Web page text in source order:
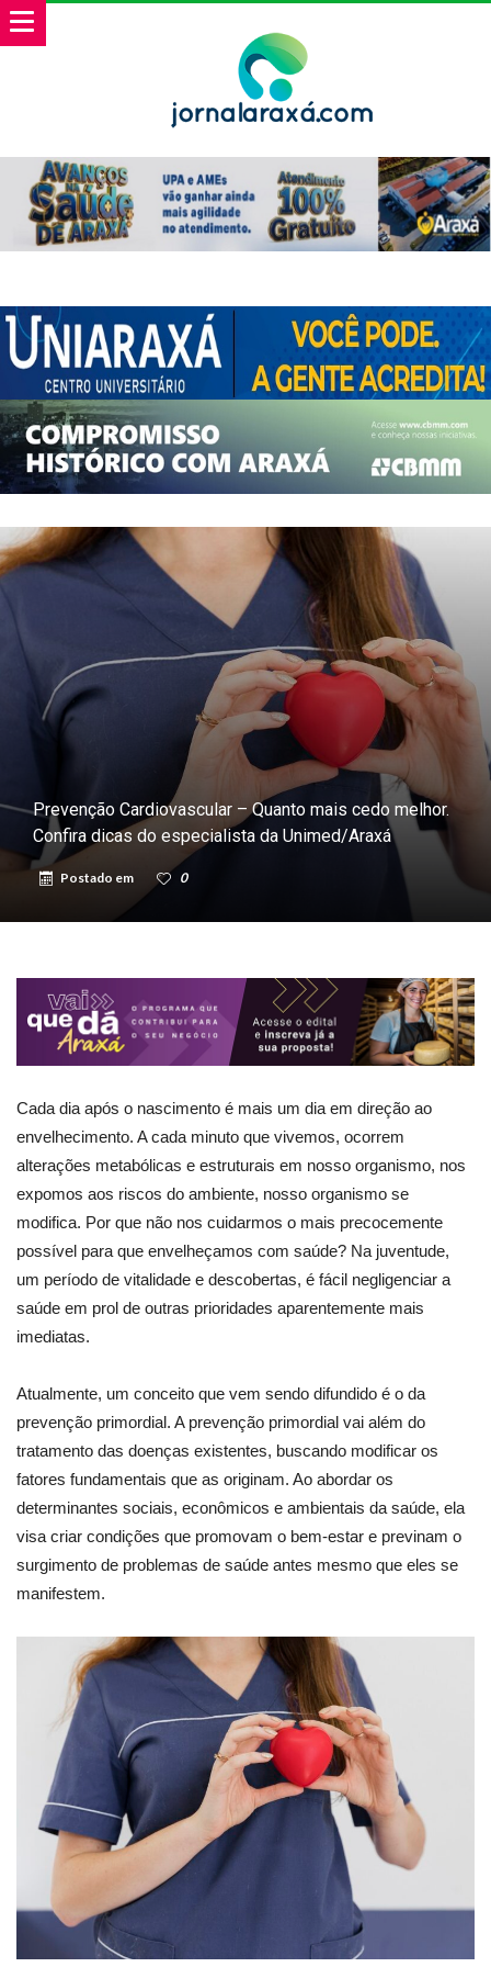
Prevenção Cardiovascular – Quanto mais cedo melhor.
Confira dicas do especialista da Unimed/Araxá
Postado em 0
Cada dia após o nascimento é mais um dia em direção ao
envelhecimento. A cada minuto que vivemos, ocorrem
alterações metabólicas e estruturais em nosso organismo, nos
expomos aos riscos do ambiente, nosso organismo se
modifica. Por que não nos cuidarmos o mais precocemente
possível para que envelheçamos com saúde? Na juventude,
um período de vitalidade e descobertas, é fácil negligenciar a
saúde em prol de outras prioridades aparentemente mais
imediatas.
Atualmente, um conceito que vem sendo difundido é o da
prevenção primordial. A prevenção primordial vai além do
tratamento das doenças existentes, buscando modificar os
fatores fundamentais que as originam. Ao abordar os
determinantes sociais, econômicos e ambientais da saúde, ela
visa criar condições que promovam o bem-estar e previnam o
surgimento de problemas de saúde antes mesmo que eles se
manifestem.